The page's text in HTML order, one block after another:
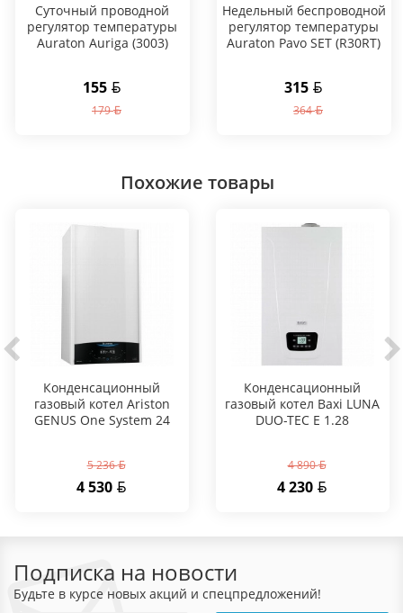
Суточный проводной
регулятор температуры
Auraton Auriga (3003)
155
179
Hедельный беспроводной
регулятор температуры
Auraton Pavo SET (R30RT)
315
364
Похожие товары
Конденсационный
газовый котел Ariston
GENUS One System 24
5 236
4 530
Конденсационный
газовый котел Baxi LUNA
DUO-TEC E 1.28
4 890
4 230
Подписка на новости
Будьте в курсе новых акций и спецпредложений!